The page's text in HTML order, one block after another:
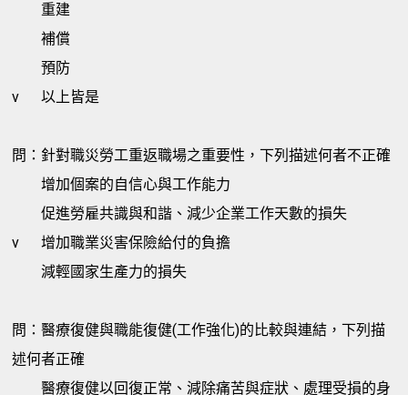
重建
補償
預防
v
以上皆是
問：針對職災勞工重返職場之重要性，下列描述何者不正確
增加個案的自信心與工作能力
促進勞雇共識與和諧、減少企業工作天數的損失
v
增加職業災害保險給付的負擔
減輕國家生產力的損失
問：醫療復健與職能復健(工作強化)的比較與連結，下列描
述何者正確
醫療復健以回復正常、減除痛苦與症狀、處理受損的身